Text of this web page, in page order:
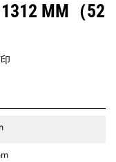
MM（52